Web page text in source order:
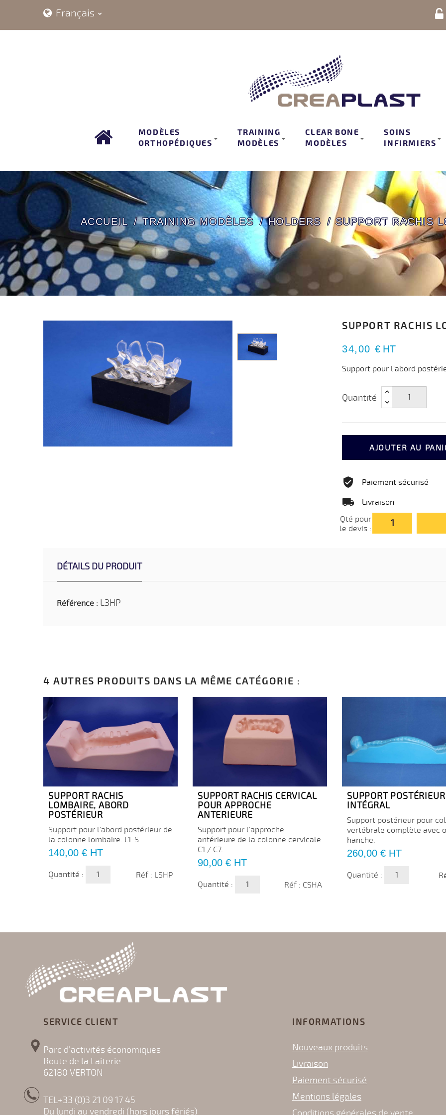
Français
MODÈLES
ORTHOPÉDIQUES
TRAINING
MODÈLES
CLEAR BONE
MODÈLES
SOINS
INFIRMIERS
ACCUEIL TRAINING MODÈLES HOLDERS SUPPORT RACHIS
SUPPORT RACHIS
34,00 € HT
Support pour l'abord
Quantité
AJOUTER AU
Paiement sécurisé
Livraison
Qté pour
le devis :
DÉTAILS DU PRODUIT
Référence : L3HP
4 AUTRES PRODUITS DANS LA MÊME CATÉGORIE :
SUPPORT RACHIS
LOMBAIRE, ABORD
POSTÉRIEUR
Support pour l'abord postérieur de
la colonne lombaire. L1-S
Prix
140,00 € HT
Quantité : Réf : LSHP
SUPPORT RACHIS CERVICAL
POUR APPROCHE
ANTERIEURE
Support pour l'approche
antérieure de la colonne cervicale
C1 / C7.
Prix
90,00 € HT
Quantité : Réf : CSHA
SUPPORT POSTÉRIEUR
INTÉGRAL
Support postérieur pour
vertébrale complète avec
hanche.
Prix
260,00 € HT
Quantité :
SERVICE CLIENT
Parc d'activités économiques
Route de la Laiterie
62180 VERTON
TEL+33 (0)3 21 09 17 45
Du lundi au vendredi (hors jours fériés)
INFORMATIONS
Nouveaux produits
Livraison
Paiement sécurisé
Mentions légales